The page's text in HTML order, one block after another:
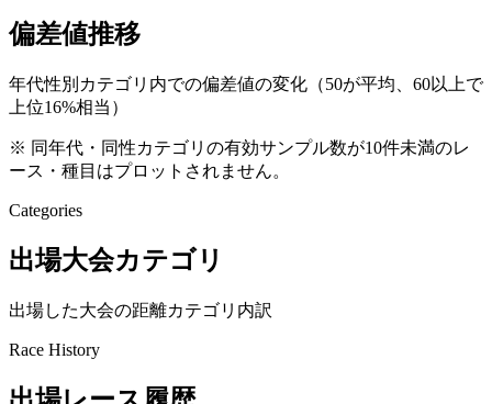
偏差値推移
年代性別カテゴリ内での偏差値の変化（50が平均、60以上で
上位16%相当）
※ 同年代・同性カテゴリの有効サンプル数が10件未満のレ
ース・種目はプロットされません。
Categories
出場大会カテゴリ
出場した大会の距離カテゴリ内訳
Race History